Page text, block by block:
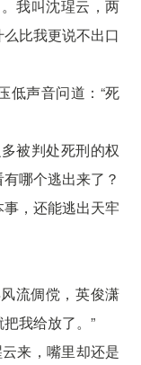
我叫沈瑆云，两
比我更说不出口
低声音问道：“死
被判处死刑的权
哪个逃出来了？
，还能逃出天牢
流倜傥，英俊潇
我给放了。”
来，嘴里却还是